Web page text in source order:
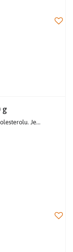
g
Je...